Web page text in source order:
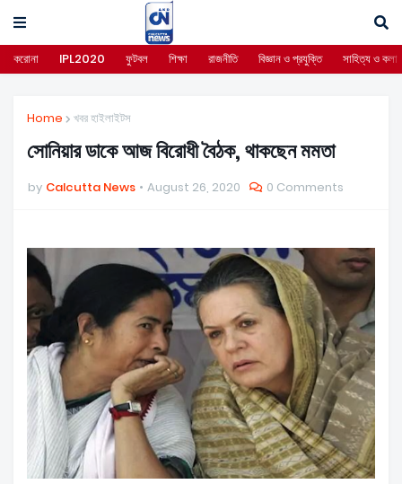
করোনা IPL2020 ফুটবল শিক্ষা রাজনীতি বিজ্ঞান ও প্রযুক্তি সাহিত্য ও কলা
Home খবর হাইলাইটস
সোনিয়ার ডাকে আজ বিরোধী বৈঠক, থাকছেন মমতা
by Calcutta News August 26, 2020 0 Comments